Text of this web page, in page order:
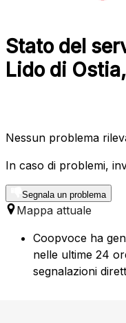
Stato del
Lido di
Nessun problema
In caso di problemi,
Segnala un problema
Mappa attuale
Coopvoce ha
nelle ultime 24
segnalazioni